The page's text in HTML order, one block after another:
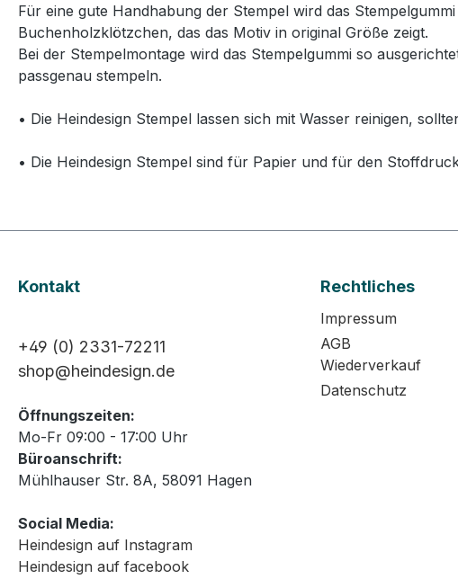
Für eine gute Handhabung der Stempel wird das
Buchenholzklötzchen, das das Motiv in original Größe zeigt.
Bei der Stempelmontage wird das Stempelgummi so
passgenau stempeln.
• Die Heindesign Stempel lassen sich mit Wasser reinigen,
• Die Heindesign Stempel sind für Papier und für den
Kontakt
+49 (0) 2331-72211
shop@heindesign.de
Öffnungszeiten:
Mo-Fr 09:00 - 17:00 Uhr
Büroanschrift:
Mühlhauser Str. 8A, 58091 Hagen
Social Media:
Heindesign auf Instagram
Heindesign auf facebook
Rechtliches
Impressum
AGB
Wiederverkauf
Datenschutz